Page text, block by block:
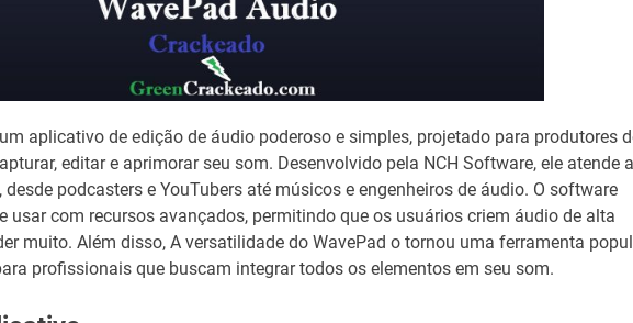
aplicativo de edição de áudio poderoso e simples, projetado para produtores
editar e aprimorar seu som. Desenvolvido pela NCH Software, ele atende a
podcasters e YouTubers até músicos e engenheiros de áudio. O software
com recursos avançados, permitindo que os usuários criem áudio de alta
muito. Além disso, A versatilidade do WavePad o tornou uma ferramenta
profissionais que buscam integrar todos os elementos em seu som.